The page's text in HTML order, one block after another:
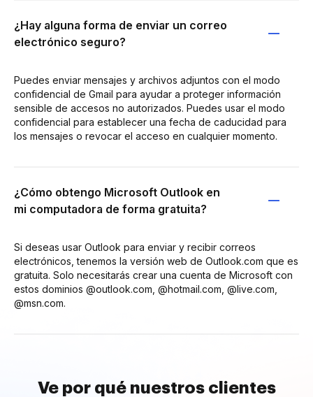
¿Hay alguna forma de enviar un correo
electrónico seguro?
Puedes enviar mensajes y archivos adjuntos con el modo
confidencial de Gmail para ayudar a proteger información
sensible de accesos no autorizados. Puedes usar el modo
confidencial para establecer una fecha de caducidad para
los mensajes o revocar el acceso en cualquier momento.
¿Cómo obtengo Microsoft Outlook en
mi computadora de forma gratuita?
Si deseas usar Outlook para enviar y recibir correos
electrónicos, tenemos la versión web de Outlook.com que es
gratuita. Solo necesitarás crear una cuenta de Microsoft con
estos dominios @outlook.com, @hotmail.com, @live.com,
@msn.com.
Ve por qué nuestros clientes